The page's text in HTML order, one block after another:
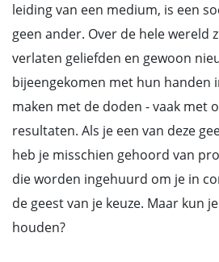
leiding van een medium, is een
geen ander. Over de hele wereld
verlaten geliefden en gewoon
bijeengekomen met hun handen
maken met de doden - vaak met
resultaten. Als je een van deze
heb je misschien gehoord van
die worden ingehuurd om je in
de geest van je keuze. Maar kun
houden?